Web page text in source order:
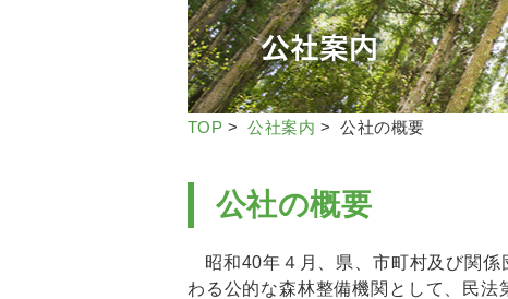
TOP >公社案内 > 公社の概要
公社の概要
昭和40年４月、県、市町村及び関
わる公的な森林整備機関として、民